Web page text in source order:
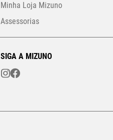
Minha Loja Mizuno
Assessorias
SIGA A MIZUNO